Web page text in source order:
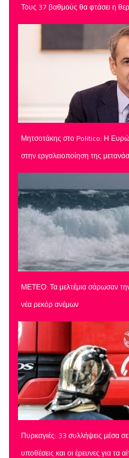
Τους 37 βαθμούς θα φτάσει η
Μητσοτάκης στο Politico: Η
στην εργαλειοποίηση της
ΜΕΤΕΟ: Τα μελτέμια σάρωσαν
νέα ρεκόρ ανέμων
Πυρκαγιές: 33 συλλήψεις μέσα
υποθέσεις και οι έρευνες για τα